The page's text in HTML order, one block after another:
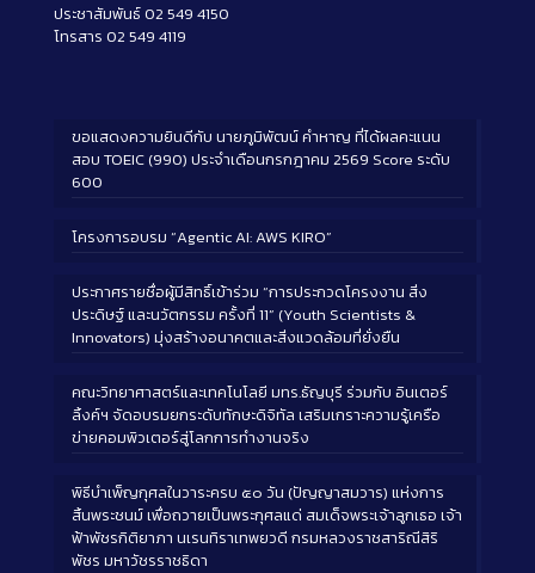
ประชาสัมพันธ์ 02 549 4150
โทรสาร 02 549 4119
ขอแสดงความยินดีกับ นายภูมิพัฒน์ คำหาญ ที่ได้ผลคะแนน
สอบ TOEIC (990) ประจำเดือนกรกฎาคม 2569 Score ระดับ
600
โครงการอบรม “Agentic AI: AWS KIRO”
ประกาศรายชื่อผู้มีสิทธิ์เข้าร่วม “การประกวดโครงงาน สิ่ง
ประดิษฐ์ และนวัตกรรม ครั้งที่ 11” (Youth Scientists &
Innovators) มุ่งสร้างอนาคตและสิ่งแวดล้อมที่ยั่งยืน
คณะวิทยาศาสตร์และเทคโนโลยี มทร.ธัญบุรี ร่วมกับ อินเตอร์
ลิ้งค์ฯ จัดอบรมยกระดับทักษะดิจิทัล เสริมเกราะความรู้เครือ
ข่ายคอมพิวเตอร์สู่โลกการทำงานจริง
พิธีบำเพ็ญกุศลในวาระครบ ๕๐ วัน (ปัญญาสมวาร) แห่งการ
สิ้นพระชนม์ เพื่อถวายเป็นพระกุศลแด่ สมเด็จพระเจ้าลูกเธอ เจ้า
ฟ้าพัชรกิติยาภา นเรนทิราเทพยวดี กรมหลวงราชสาริณีสิริ
พัชร มหาวัชรราชธิดา